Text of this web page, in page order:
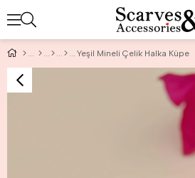
Yeşil Mineli Çelik Halka Küpe